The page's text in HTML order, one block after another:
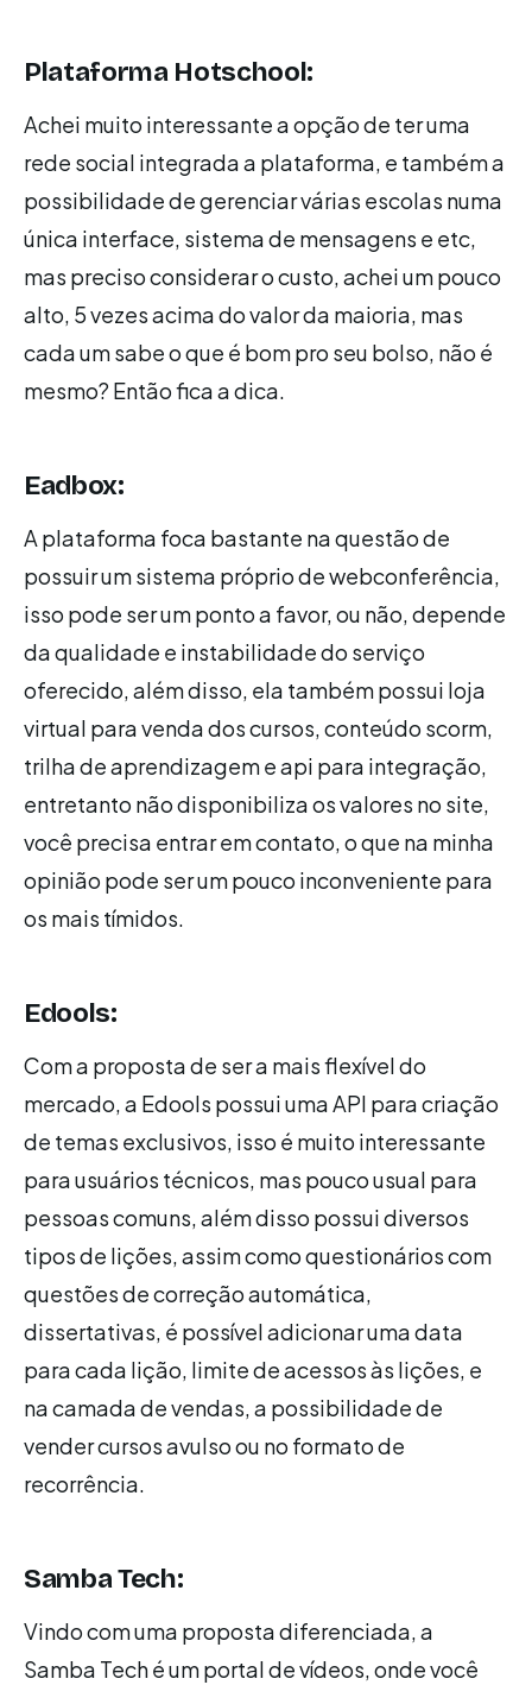
Plataforma Hotschool:
Achei muito interessante a opção de ter uma
rede social integrada a plataforma, e também a
possibilidade de gerenciar várias escolas numa
única interface, sistema de mensagens e etc,
mas preciso considerar o custo, achei um pouco
alto, 5 vezes acima do valor da maioria, mas
cada um sabe o que é bom pro seu bolso, não é
mesmo? Então fica a dica.
Eadbox:
A plataforma foca bastante na questão de
possuir um sistema próprio de webconferência,
isso pode ser um ponto a favor, ou não, depende
da qualidade e instabilidade do serviço
oferecido, além disso, ela também possui loja
virtual para venda dos cursos, conteúdo scorm,
trilha de aprendizagem e api para integração,
entretanto não disponibiliza os valores no site,
você precisa entrar em contato, o que na minha
opinião pode ser um pouco inconveniente para
os mais tímidos.
Edools:
Com a proposta de ser a mais flexível do
mercado, a Edools possui uma API para criação
de temas exclusivos, isso é muito interessante
para usuários técnicos, mas pouco usual para
pessoas comuns, além disso possui diversos
tipos de lições, assim como questionários com
questões de correção automática,
dissertativas, é possível adicionar uma data
para cada lição, limite de acessos às lições, e
na camada de vendas, a possibilidade de
vender cursos avulso ou no formato de
recorrência.
Samba Tech:
Vindo com uma proposta diferenciada, a
Samba Tech é um portal de vídeos, onde você